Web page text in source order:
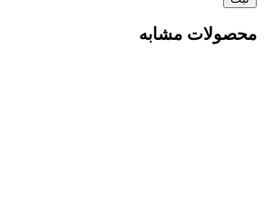
محصولات مشابه